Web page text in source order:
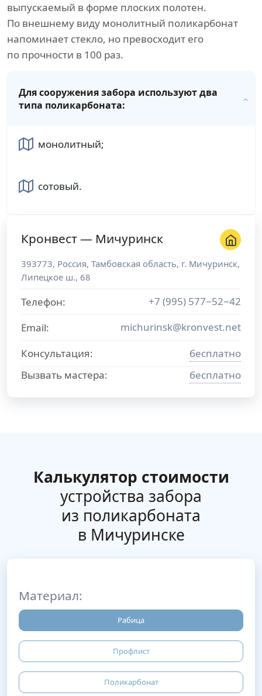
выпускаемый в форме плоских полотен.
По внешнему виду монолитный поликарбонат
напоминает стекло, но превосходит его
по прочности в 100 раз.
Для сооружения забора используют два
типа поликарбоната:
монолитный;
сотовый.
Кронвест — Мичуринск
393773, Россия, Тамбовская область, г. Мичуринск,
Липецкое ш., 68
Телефон:
+7 (995) 577−52−42
Email:
michurinsk@kronvest.net
Консультация:
бесплатно
Вызвать мастера:
бесплатно
Калькулятор стоимости
устройства забора
из поликарбоната
в Мичуринске
Материал:
Рабица
Профлист
Поликарбонат